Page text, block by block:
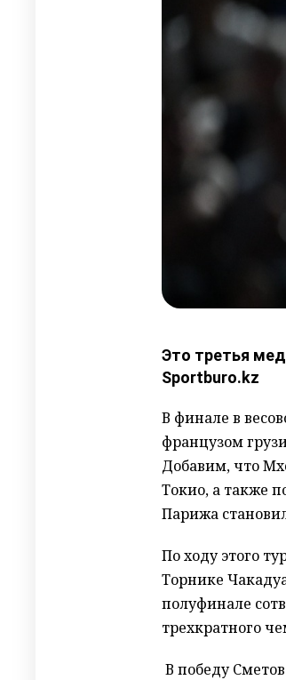
Это третья
Sportburo.kz
В финале в
французом
Добавим, что
Токио, а также
Парижа
По ходуэтого
Торнике
полуфинале
трехкратного
В победу